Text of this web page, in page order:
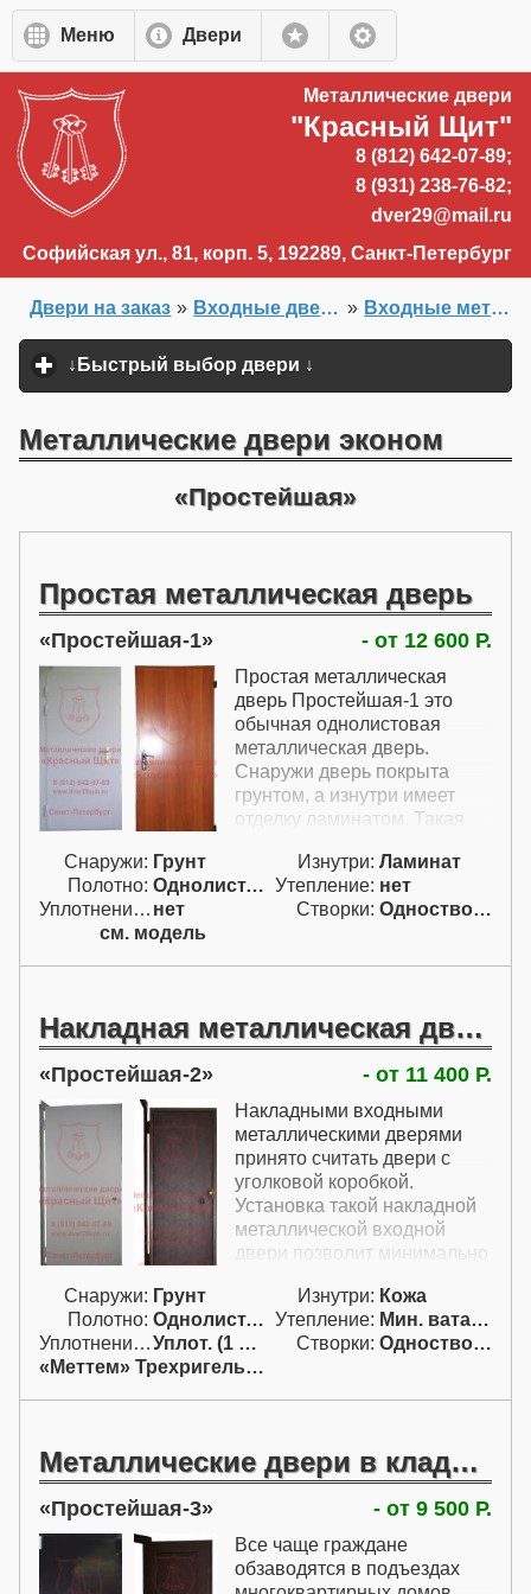
Перейти к основному содержанию
Меню
Двери
Металлические двери
"Красный Щит"
8 (812) 642-07-89;
8 (931) 238-76-82;
dver29@mail.ru
Софийская ул., 81, корп. 5, 192289, Санкт-Петербург
Входные металлические двери в квартиру
»
Входные двери на заказ
»
Двери на заказ
↓Быстрый выбор двери ↓
Металлические двери эконом
Простейшая
Простая металлическая дверь
Простейшая-1 - от 12 600 Р.
Простая металлическая
дверь Простейшая-1 это
обычная однолистовая
металлическая дверь.
Снаружи дверь покрыта
грунтом, а изнутри имеет
отделку ламинатом. Такая
Простейшая-1
комплектуется замком
Эльбор с нажимной ручкой.
две петли без подшипников,
Снаружи: Грунт Изнутри: Ламинат
Полотно:
Однолист. проф. Утепление: нет
Уплотнение: нет Створки:
Одностворчатая (А)
см. модель
Накладная металлическая дверь
Простейшая-2 - от 11 400 Р.
Накладными входными
металлическими дверями
принято считать двери с
уголковой коробкой.
Установка такой накладной
металлической входной
двери позволит минимально
от наличников. Также дверь
с такой коробкой может
потребоваться купить, когда
требуется установка теплой
двери, так как такая коробка
представлена и рассчитана
самая недорогая модель с
коробкой из уголка 40. Для
дополнительной тепло-
шумоизоляции здесь
применяется внутренняя
Снаружи: Грунт Изнутри: Кожа
Полотно:
Однолист. проф. Утепление:
Мин. вата / пенопл.
Уплотнение:
Уплот. (1 конт.) Створки:
Одностворчатая (А)
«Меттем» Трехригельный
Металлические двери в кладовку
Простейшая-3 - от 9 500 Р.
Все чаще граждане
обзаводятся в подъездах